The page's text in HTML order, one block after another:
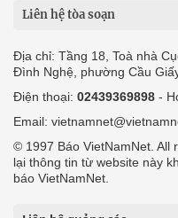
Liên hệ tòa soạn
Địa chỉ: Tầng 18, Toà nhà
Đình Nghệ, phường Cầu
Điện thoại: 02439369898 -
Email:
© 1997 Báo VietNamNet. All
lại thông tin từ website này
báo VietNamNet.